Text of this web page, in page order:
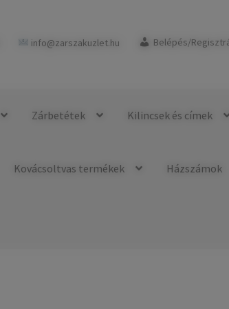
info@zarszakuzlet.hu Belépés/
Zárbetétek Kilincsek és címek
Kovácsoltvas termékek Házszámok